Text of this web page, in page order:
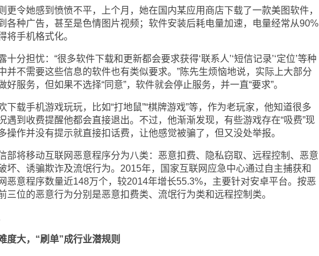
令她感到愤愤不平，上个月，她在国内某应用商店下载了一款美图软件，
各种广告，甚至是色情图片视频；软件安装后耗电量加速，电量经常从90%
将手机格式化。
担忧：“很多软件下载和更新都会要求获得‘联系人’‘短信记录’‘定位’等种
并不需要这些信息的软件也有类似要求。”陈先生烦恼地说，实际上大部分
服务，但如果不选择“同意”，软件就会停止服务，并一直“要求”。
手机游戏玩玩，比如“打地鼠”“棋牌游戏”等，作为老玩家，他知道很多
遇到收费提醒他都会直接退出。不过，他渐渐发现，有些游戏存在“吸费”现
操作并没有提示就直接扣话费，让他感觉被骗了，但又没处举报。
将移动互联网恶意程序分为八类：恶意扣费、隐私窃取、远程控制、恶意
坏、诱骗欺诈及流氓行为。2015年，国家互联网应急中心通过自主捕获和
恶意程序数量近148万个，较2014年增长55.3%，主要针对安卓平台。按恶
三位的恶意行为分别是恶意扣费类、流氓行为类和远程控制类。
度大，“刷单”成行业潜规则